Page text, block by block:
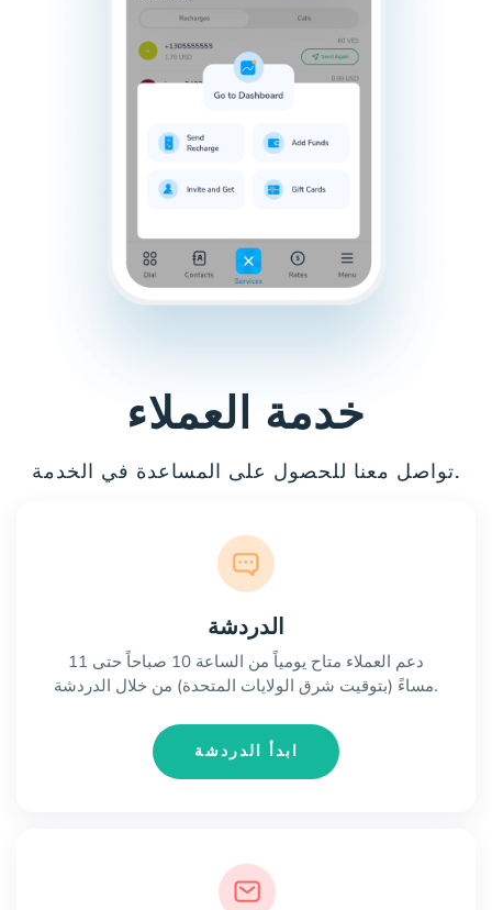
خدمة العملاء
تواصل معنا للحصول على المساعدة في الخدمة.
الدردشة
دعم العملاء متاح يومياً من الساعة 10 صباحاً حتى 11
مساءً (بتوقيت شرق الولايات المتحدة) من خلال الدردشة.
ابدأ الدردشة